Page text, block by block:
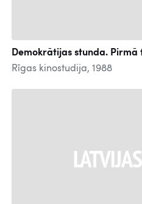
Demokrātijas stunda. Pirmā
Rīgas kinostudija, 1988